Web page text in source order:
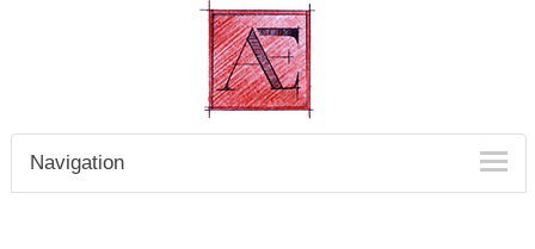
Navigation